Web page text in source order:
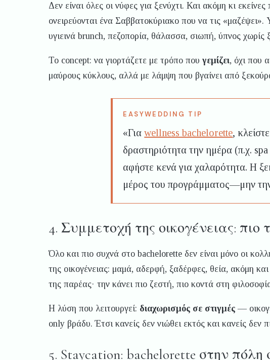
Δεν είναι όλες οι νύφες για ξενύχτι. Και ακόμη κι
ονειρεύονται ένα Σαββατοκύριακο που να τις
υγιεινά brunch, πεζοπορία, θάλασσα, σιωπή, ύπνος χωρίς
Το concept: να γιορτάζετε με τρόπο που γεμίζει, όχι που
μαύρους κύκλους, αλλά με λάμψη που βγαίνει από
«Γιαwellness bachelorette,
δραστηριότητα την ημέρα (π.χ.
αφήστε κενά για χαλαρότητα. Η
μέρος του προγράμματος—μην
4. Συμμετοχή της οικογένειας: πιο
Όλο και πιο συχνά στο bachelorette δεν είναι μόνο οι
της οικογένειας: μαμά, αδερφή, ξαδέρφες, θεία, ακόμη
της παρέας· την κάνει πιο ζεστή, πιο κοντά στη
Η λύση που λειτουργεί: διαχωρισμός σε στιγμές —
only βράδυ. Έτσι κανείς δεν νιώθει εκτός και κανείς δεν
5. Staycation: bachelorette στην